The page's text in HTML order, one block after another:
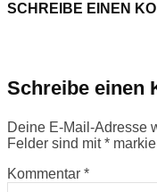
SCHREIBE EINEN
Schreibe einen
Deine E-Mail-Adresse
Felder sind mit*
Kommentar *